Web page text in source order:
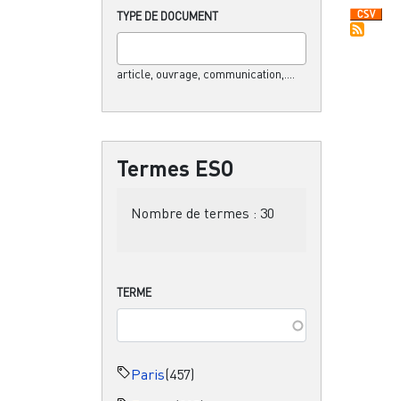
TYPE DE DOCUMENT
article, ouvrage, communication,....
Termes ESO
Nombre de termes : 30
TERME
Paris(457)